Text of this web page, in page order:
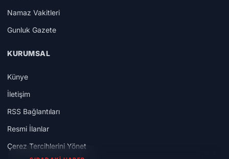
Namaz Vakitleri
Gunluk Gazete
KURUMSAL
Künye
İletişim
RSS Bağlantıları
Resmi İlanlar
Çerez Tercihlerini Yönet